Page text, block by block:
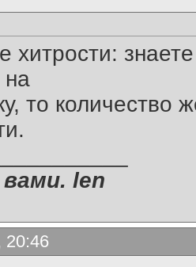
хитрости:
на
то количество
len
20:46